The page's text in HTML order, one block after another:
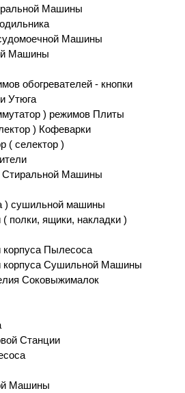
Машины
Машины
Машины
обогревателей - кнопки
Утюга
) режимов Плиты
) Кофеварки
( селектор )
Стиральной Машины
) сушильной машины
полки, ящики, накладки )
корпуса Пылесоса
корпуса Сушильной Машины
Соковыжималок
Станции
Машины